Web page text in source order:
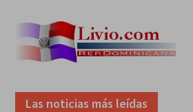
Las noticias más leídas